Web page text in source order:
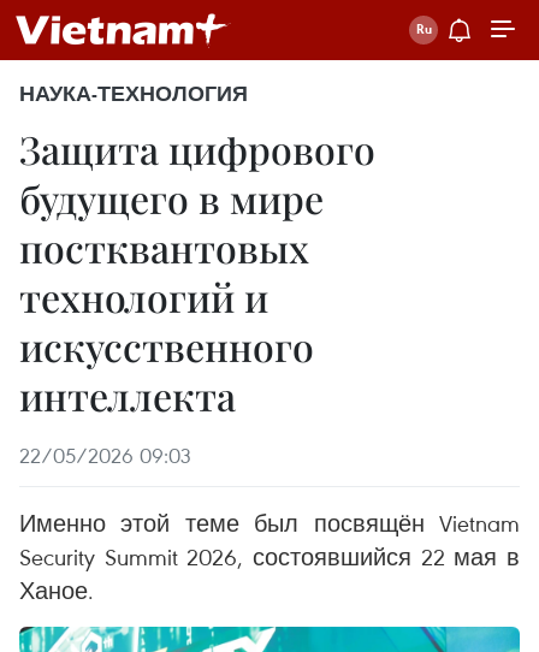
НАУКА-ТЕХНОЛОГИЯ
Защита цифрового
будущего в мире
постквантовых
технологий и
искусственного
интеллекта
22/05/2026 09:03
Именно этой теме был посвящён Vietnam
Security Summit 2026, состоявшийся 22 мая в
Ханое.